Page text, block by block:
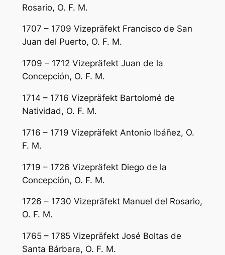
Rosario, O. F. M.
1707 – 1709 Vizepräfekt Francisco de San
Juan del Puerto, O. F. M.
1709 – 1712 Vizepräfekt Juan de la
Concepción, O. F. M.
1714 – 1716 Vizepräfekt Bartolomé de
Natividad, O. F. M.
1716 – 1719 Vizepräfekt Antonio Ibáñez, O.
F. M.
1719 – 1726 Vizepräfekt Diego de la
Concepción, O. F. M.
1726 – 1730 Vizepräfekt Manuel del Rosario,
O. F. M.
1765 – 1785 Vizepräfekt José Boltas de
Santa Bárbara, O. F. M.